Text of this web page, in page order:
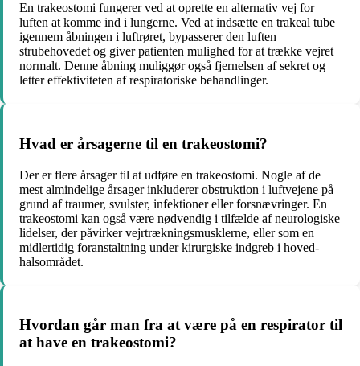
En trakeostomi fungerer ved at oprette en alternativ vej for
luften at komme ind i lungerne. Ved at indsætte en trakeal tube
igennem åbningen i luftrøret, bypasserer den luften
strubehovedet og giver patienten mulighed for at trække vejret
normalt. Denne åbning muliggør også fjernelsen af sekret og
letter effektiviteten af ​​respiratoriske behandlinger.
Hvad er årsagerne til en trakeostomi?
Der er flere årsager til at udføre en trakeostomi. Nogle af de
mest almindelige årsager inkluderer obstruktion i luftvejene på
grund af traumer, svulster, infektioner eller forsnævringer. En
trakeostomi kan også være nødvendig i tilfælde af neurologiske
lidelser, der påvirker vejrtrækningsmusklerne, eller som en
midlertidig foranstaltning under kirurgiske indgreb i hoved-
halsområdet.
Hvordan går man fra at være på en respirator til
at have en trakeostomi?